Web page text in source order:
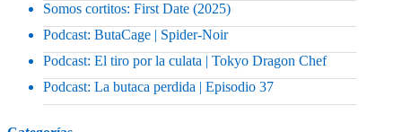
Somos cortitos: First Date (2025)
Podcast: ButaCage | Spider-Noir
Podcast: El tiro por la culata | Tokyo Dragon Chef
Podcast: La butaca perdida | Episodio 37